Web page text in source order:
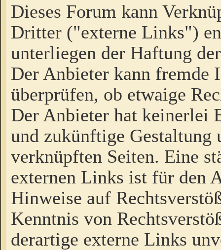
Dieses Forum kann
Dritter ("externe Links")
unterliegen der Haftung
Der Anbieter kann fremde
überprüfen, ob etwaige
Der Anbieter hat keinerlei
und zukünftige Gestaltung
verknüpften Seiten. Eine
externen Links ist für den
Hinweise auf
Kenntnis von
derartige externe Links